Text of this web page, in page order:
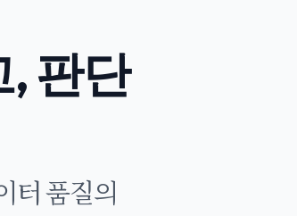
판단
터 품질의